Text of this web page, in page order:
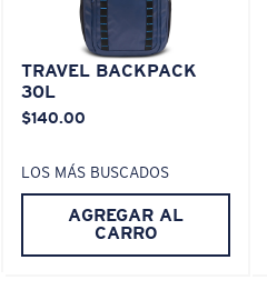
TRAVEL BACKPACK
30L
$140.00
LOS MÁS BUSCADOS
AGREGAR AL
CARRO